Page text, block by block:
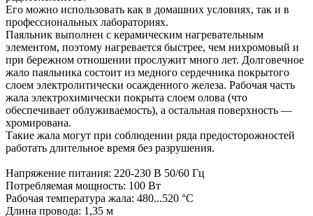
Его можно использовать как в домашних условиях, так и в
профессиональных лабораториях.
Паяльник выполнен с керамическим нагревательным
элементом, поэтому нагревается быстрее, чем нихромовый и
при бережном отношении прослужит много лет. Долговечное
жало паяльника состоит из медного сердечника покрытого
слоем электролитически осажденного железа. Рабочая часть
жала электрохимически покрыта слоем олова (что
обеспечивает облуживаемость), а остальная поверхность —
хромирована.
Такие жала могут при соблюдении ряда предосторожностей
работать длительное время без разрушения.
Напряжение питания: 220-230 В 50/60 Гц
Потребляемая мощность: 100 Вт
Рабочая температура жала: 480...520 °С
Длина провода: 1,35 м